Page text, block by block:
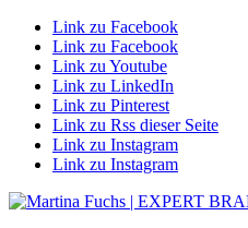
Link zu Facebook
Link zu Facebook
Link zu Youtube
Link zu LinkedIn
Link zu Pinterest
Link zu Rss dieser Seite
Link zu Instagram
Link zu Instagram